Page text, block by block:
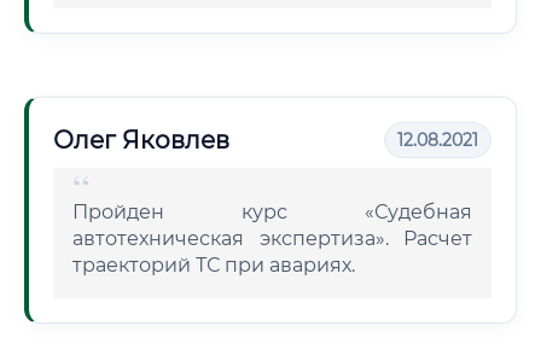
Олег Яковлев 12.08.2021
Пройден курс «Судебная
автотехническая экспертиза». Расчет
траекторий ТС при авариях.